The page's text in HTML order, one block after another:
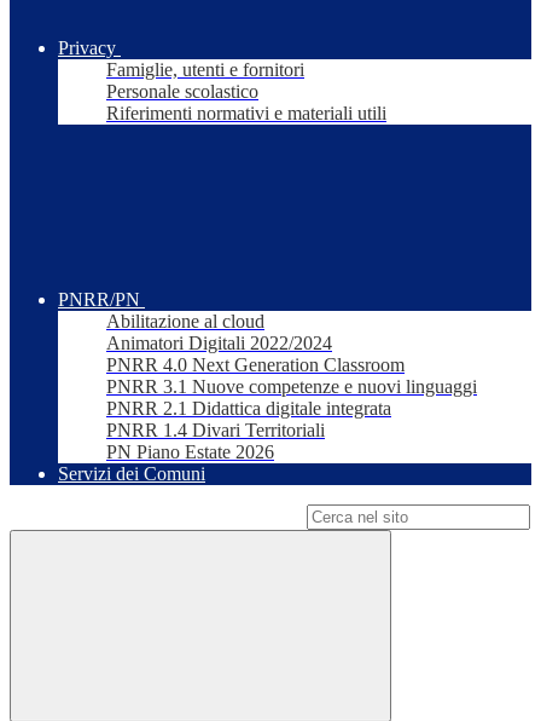
Privacy
Famiglie, utenti e fornitori
Personale scolastico
Riferimenti normativi e materiali utili
PNRR/PN
Abilitazione al cloud
Animatori Digitali 2022/2024
PNRR 4.0 Next Generation Classroom
PNRR 3.1 Nuove competenze e nuovi linguaggi
PNRR 2.1 Didattica digitale integrata
PNRR 1.4 Divari Territoriali
PN Piano Estate 2026
Servizi dei Comuni